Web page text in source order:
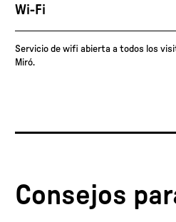
Wi-Fi
Servicio de wifi abierta a todos los
Miró.
Consejos